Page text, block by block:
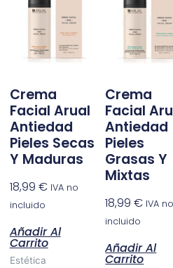
Crema
Facial Arual
Antiedad
Pieles Secas
Y Maduras
18,99 € IVA no
incluido
Añadir Al
Carrito
Estética
Crema
Facial
Antiedad
Pieles
Grasas Y
Mixtas
18,99€ IVA no
incluido
Añadir Al
Carrito